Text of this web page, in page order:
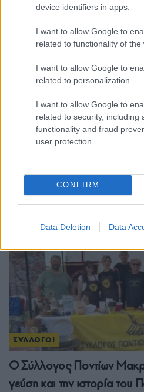
device identifiers in apps.
I want to allow Google to
related to functionality of the
I want to allow Google to
related to personalization.
I want to allow Google to
related to security, including
functionality and fraud
user protection.
CONFIRM
Data Deletion Data
ΣΥΛΛΟΓΟΙ
μόχθος γινόταν τραγούδι
17/07/2026 - 7:57μμ
ΣΥΛΛΟΓΟΙ
Ο Σύλλογος Ποντίων
γεύση και την ιστορία του